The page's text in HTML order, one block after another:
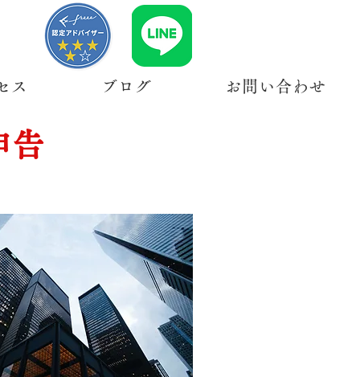
ス ブログ お問い合わせ
告